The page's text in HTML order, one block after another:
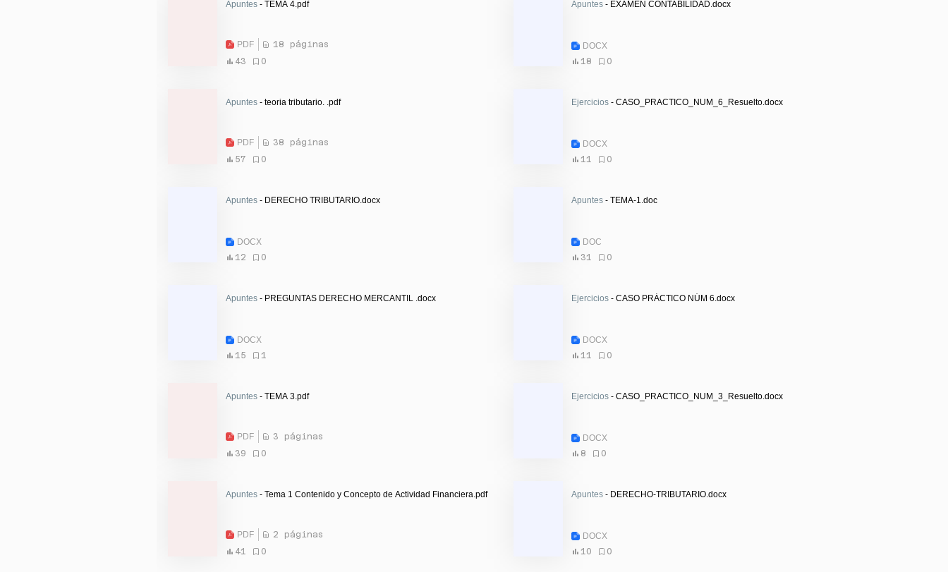
Apuntes - TEMA 4.pdf
PDF
18 páginas
43
0
Apuntes - EXAMEN CONTABILIDAD.docx
DOCX
18
0
Apuntes - teoria tributario. .pdf
PDF
38 páginas
57
0
Ejercicios - CASO_PRACTICO_NUM_6_Resuelto.docx
DOCX
11
0
Apuntes - DERECHO TRIBUTARIO.docx
DOCX
12
0
Apuntes - TEMA-1.doc
DOC
31
0
Apuntes - PREGUNTAS DERECHO MERCANTIL .docx
DOCX
15
1
Ejercicios - CASO PRÁCTICO NÚM 6.docx
DOCX
11
0
Apuntes - TEMA 3.pdf
PDF
3 páginas
39
0
Ejercicios - CASO_PRACTICO_NUM_3_Resuelto.docx
DOCX
8
0
Apuntes - Tema 1 Contenido y Concepto de Actividad Financiera.pdf
PDF
2 páginas
41
0
Apuntes - DERECHO-TRIBUTARIO.docx
DOCX
10
0